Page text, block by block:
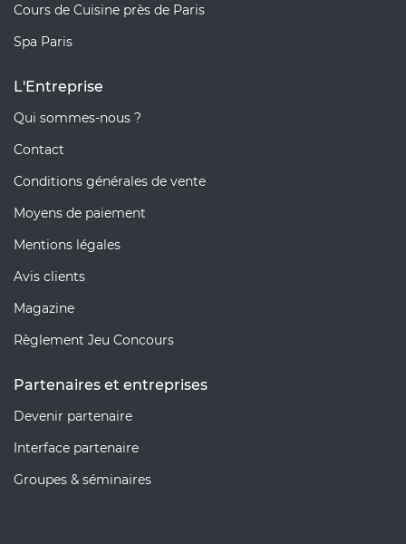
Cours de Cuisine près de Paris
Spa Paris
L'Entreprise
Qui sommes-nous ?
Contact
Conditions générales de vente
Moyens de paiement
Mentions légales
Avis clients
Magazine
Règlement Jeu Concours
Partenaires et entreprises
Devenir partenaire
Interface partenaire
Groupes & séminaires